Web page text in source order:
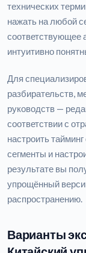
технических
нажать на любой
соответствующее
интуитивно
Для
разбирательств,
руководств —
соответствии с
настроить
сегменты и
результате вы
упрощённый
распространению.
Варианты